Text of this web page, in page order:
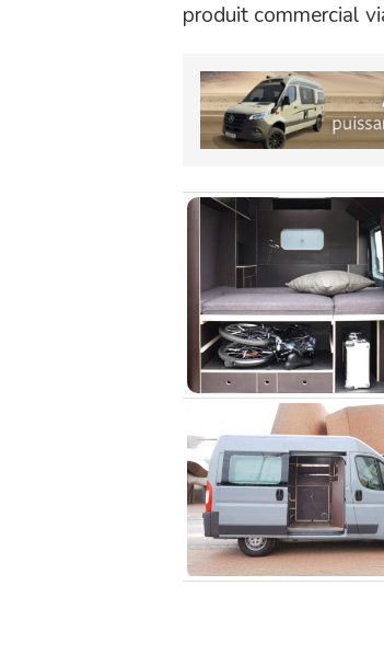
produit commercial